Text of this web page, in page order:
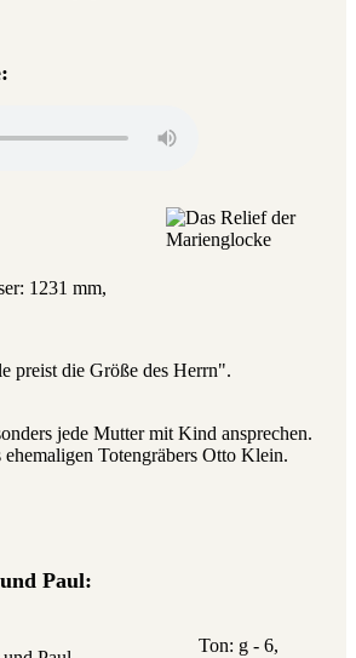
1231 mm,
preist die Größe des Herrn".
jede Mutter mit Kind ansprechen.
ehemaligen Totengräbers Otto Klein.
Paul:
Ton: g - 6,